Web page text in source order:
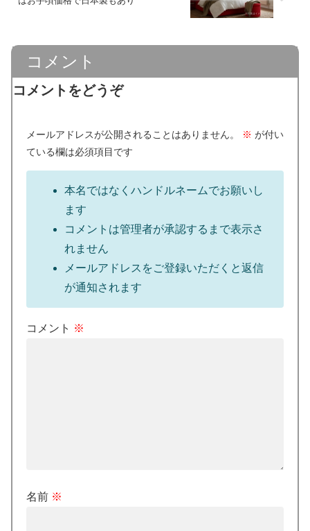
コメント
コメントをどうぞ
メールアドレスが公開されることはありません。 ※ が付い
ている欄は必須項目です
本名ではなくハンドルネームでお願いし
ます
コメントは管理者が承認するまで表示さ
れません
メールアドレスをご登録いただくと返信
が通知されます
コメント ※
名前 ※